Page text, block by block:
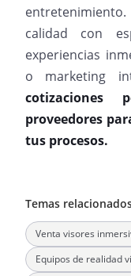
calidad con
experiencias
o marketing
cotizaciones
proveedores
tus procesos.
Temas
Venta visores
Equipos de realidad